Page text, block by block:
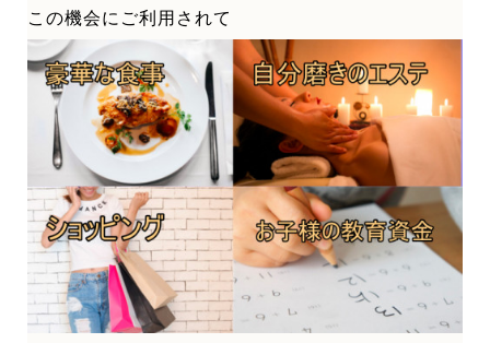
この機会にご利用されて